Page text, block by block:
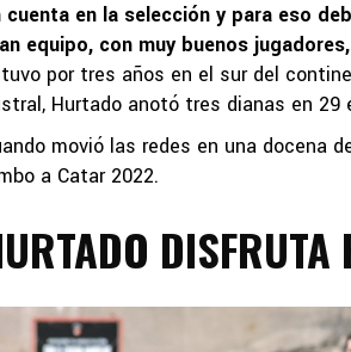
cuenta en la selección y para eso
equipo, con muy buenos
por tres años en el sur del
Hurtado anotó tres dianas en
movió las redes en una docena
a Catar 2022.
DISFRUTA